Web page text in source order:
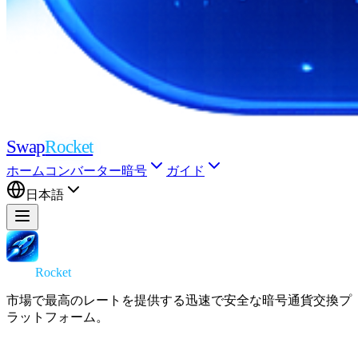
SwapRocket
ホーム コンバーター暗号
ガイド
日本語
Rocket
市場で最高のレートを提供する迅速で安全な暗号通貨交換プ
ラットフォーム。